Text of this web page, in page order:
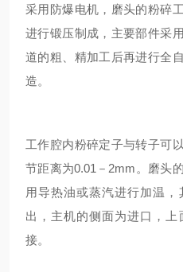
采用防爆电机，磨头的粉碎
进行锻压制成，主要部件采
道的粗、精加工后再进行全
造。
工作腔内粉碎定子与转子可
节距离为0.01－2mm。磨头
用导热油或蒸汽进行加温
出，主机的侧面为进口，
接。